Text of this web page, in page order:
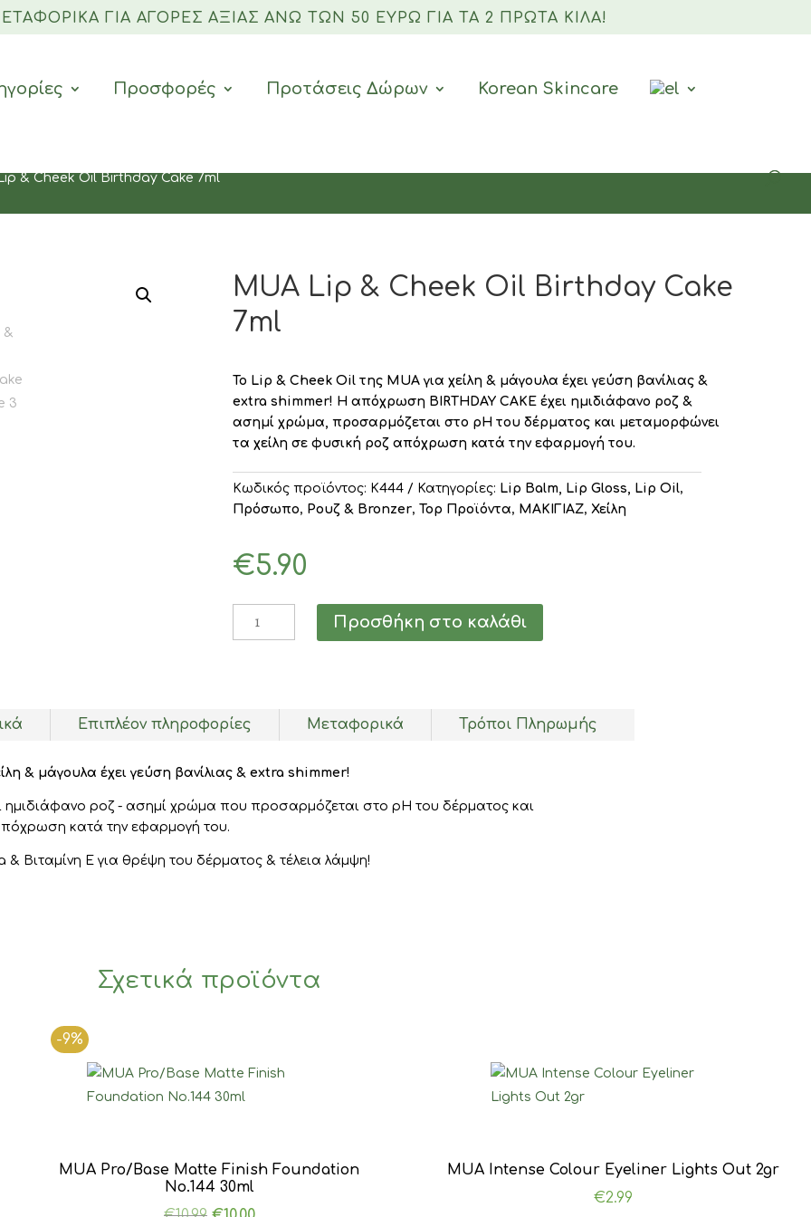
ΓΙΑ ΑΓΟΡΈΣ ΑΞΊΑΣ ΆΝΩ ΤΩΝ 50 ΕΥΡΏ ΓΙΑ ΤΑ 2 ΠΡΏΤΑ ΚΙΛΆ!
Προσφορές Προτάσεις Δώρων Korean Skincare
& Cheek Oil Birthday Cake 7ml
MUA Lip & Cheek Oil Birthday Cake
7ml
Το Lip & Cheek Oil της MUA για χείλη & μάγουλα έχει γεύση βανίλιας &
extra shimmer! Η απόχρωση BIRTHDAY CAKE έχει ημιδιάφανο ροζ &
ασημί χρώμα, προσαρμόζεται στο pH του δέρματος και μεταμορφώνει
τα χείλη σε φυσική ροζ απόχρωση κατά την εφαρμογή του.
Κωδικός προϊόντος: K444 Κατηγορίες: Lip Balm, Lip Gloss, Lip Oil,
Πρόσωπο, Ρουζ & Bronzer,Top Προϊόντα, ΜΑΚΙΓΙΑΖ,Χείλη
€5.90
Birthday
Cake
ποσότητα
Προσθήκη στο καλάθι
Επιπλέον πληροφορίες Μεταφορικά Τρόποι Πληρωμής
& μάγουλα έχει γεύση βανίλιας & extra shimmer!
ημιδιάφανο ροζ - ασημί χρώμα που προσαρμόζεται στο pH του δέρματος και
κατά την εφαρμογή του.
Βιταμίνη Ε για θρέψη του δέρματος & τέλεια λάμψη!
Σχετικά προϊόντα
-9%
MUA Pro/Base Matte Finish Foundation
Νο.144 30ml
MUA Intense Colour Eyeliner Lights Out 2gr
€2.99